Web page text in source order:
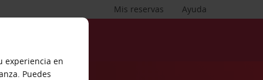
Ayuda
Mis reservas
experiencia en
Puedes